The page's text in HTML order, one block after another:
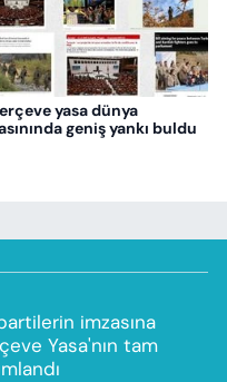
yasa dünya
geniş yankı buldu
imzasına
Yasa'nın tam